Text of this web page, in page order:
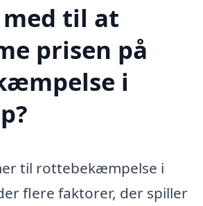
til at
prisen på
i
til rottebekæmpelse i
flere faktorer, der spiller